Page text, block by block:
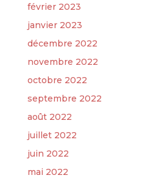
février 2023
janvier 2023
décembre 2022
novembre 2022
octobre 2022
septembre 2022
août 2022
juillet 2022
juin 2022
mai 2022